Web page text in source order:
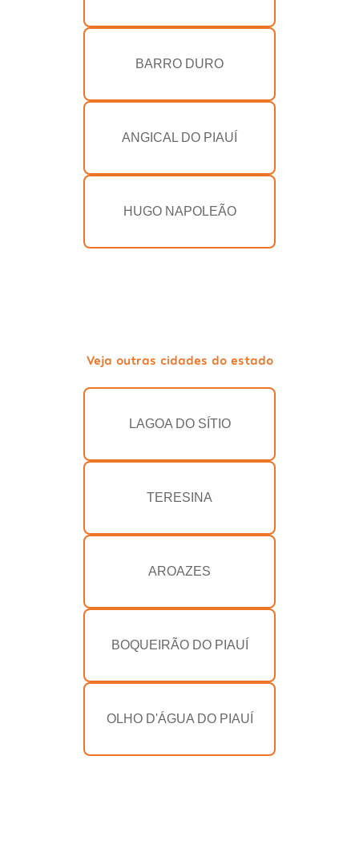
BARRO DURO
ANGICAL DO PIAUÍ
HUGO NAPOLEÃO
Veja outras cidades do estado
LAGOA DO SÍTIO
TERESINA
AROAZES
BOQUEIRÃO DO PIAUÍ
OLHO D'ÁGUA DO PIAUÍ